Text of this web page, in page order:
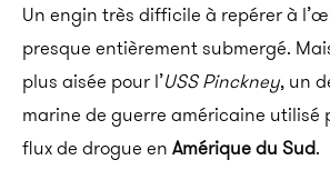
Un engin très difficile à repérer à
presque entièrement submergé.
plus aisée pour l’USS Pinckney, un
marine de guerre américaine utilisé
flux de drogue en Amérique du Sud.